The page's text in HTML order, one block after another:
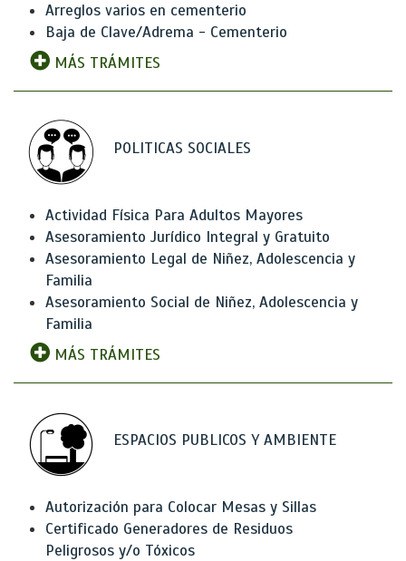
Arreglos varios en cementerio
Baja de Clave/Adrema - Cementerio
MÁS TRÁMITES
POLITICAS SOCIALES
Actividad Física Para Adultos Mayores
Asesoramiento Jurídico Integral y Gratuito
Asesoramiento Legal de Niñez, Adolescencia y
Familia
Asesoramiento Social de Niñez, Adolescencia y
Familia
MÁS TRÁMITES
ESPACIOS PUBLICOS Y AMBIENTE
Autorización para Colocar Mesas y Sillas
Certificado Generadores de Residuos
Peligrosos y/o Tóxicos